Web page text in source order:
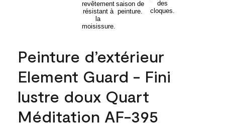
Peinture d’extérieur
Element Guard - Fini
lustre doux Quart
Méditation AF-395